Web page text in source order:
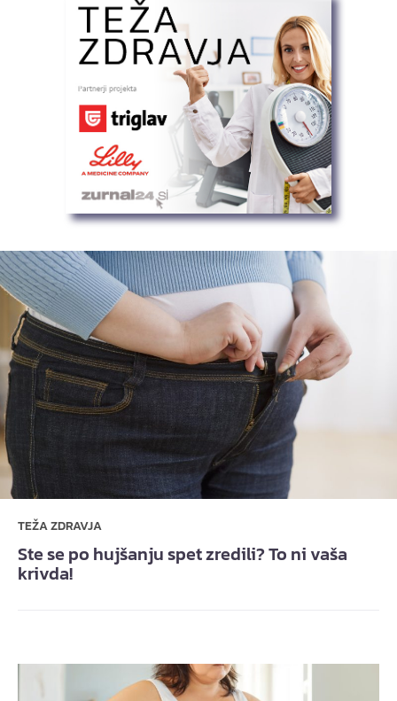
TEŽA ZDRAVJA
Ste se po hujšanju spet zredili? To ni vaša
krivda!